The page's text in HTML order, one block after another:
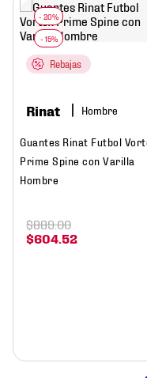
Rebajas
Rinat Hombre
Guantes Rinat Futbol
Prime Spine con Varilla
Hombre
$604 52
$889.00